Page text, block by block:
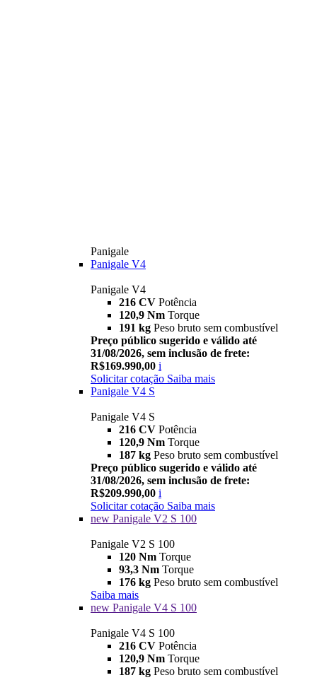
Panigale
Panigale V4
Panigale V4
216 CV Potência
120,9 Nm Torque
191 kg Peso bruto sem combustível
Preço público sugerido e válido até
31/08/2026, sem inclusão de frete:
R$169.990,00 i
Solicitar cotação Saiba mais
Panigale V4 S
Panigale V4 S
216 CV Potência
120,9 Nm Torque
187 kg Peso bruto sem combustível
Preço público sugerido e válido até
31/08/2026, sem inclusão de frete:
R$209.990,00 i
Solicitar cotação Saiba mais
new Panigale V2 S 100
Panigale V2 S 100
120 Nm Torque
93,3 Nm Torque
176 kg Peso bruto sem combustível
Saiba mais
new Panigale V4 S 100
Panigale V4 S 100
216 CV Potência
120,9 Nm Torque
187 kg Peso bruto sem combustível